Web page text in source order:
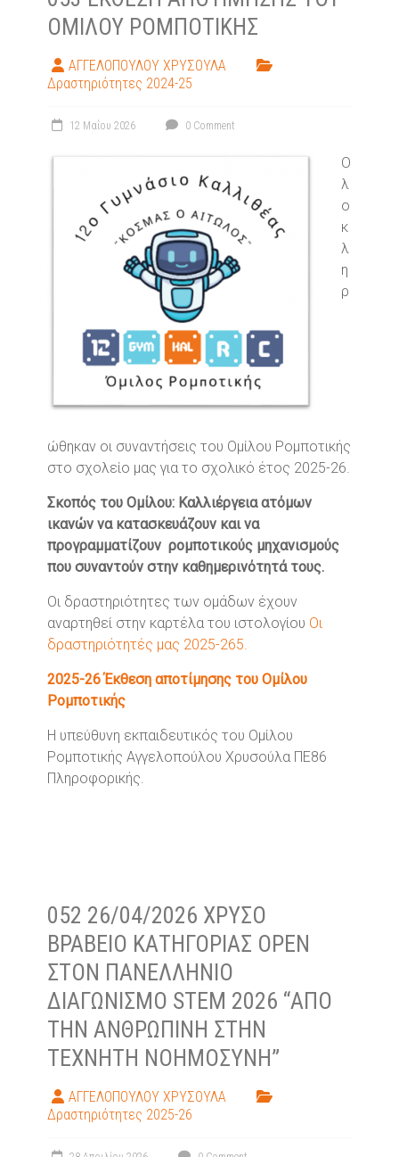
ΟΜΊΛΟΥ ΡΟΜΠΟΤΙΚΉΣ
ΑΓΓΕΛΟΠΟΥΛΟΥ ΧΡΥΣΟΥΛΑ
Δραστηριότητες 2024-25
12 Μαΐου 2026 0 Comment
Ο
λ
ο
κ
λ
η
ρ
ώθηκαν οι συναντήσεις του Ομίλου Ρομποτικής
στο σχολείο μας για το σχολικό έτος 2025-26.
Σκοπός του Ομίλου: Καλλιέργεια ατόμων
ικανών να κατασκευάζουν και να
προγραμματίζουν ρομποτικούς μηχανισμούς
που συναντούν στην καθημερινότητά τους.
Οι δραστηριότητες των ομάδων έχουν
αναρτηθεί στην καρτέλα του ιστολογίου Οι
δραστηριότητές μας 2025-265.
2025-26 Έκθεση αποτίμησης του Ομίλου
Ρομποτικής
Η υπεύθυνη εκπαιδευτικός του Ομίλου
Ρομποτικής Αγγελοπούλου Χρυσούλα ΠΕ86
Πληροφορικής.
052 26/04/2026 ΧΡΥΣΌ
ΒΡΑΒΕΊΟ ΚΑΤΗΓΟΡΊΑΣ OPEN
ΣΤΟΝ ΠΑΝΕΛΛΉΝΙΟ
ΔΙΑΓΩΝΙΣΜΌ STEM 2026 “ΑΠΌ
ΤΗΝ ΑΝΘΡΏΠΙΝΗ ΣΤΗΝ
ΤΕΧΝΗΤΉ ΝΟΗΜΟΣΎΝΗ”
ΑΓΓΕΛΟΠΟΥΛΟΥ ΧΡΥΣΟΥΛΑ
Δραστηριότητες 2025-26